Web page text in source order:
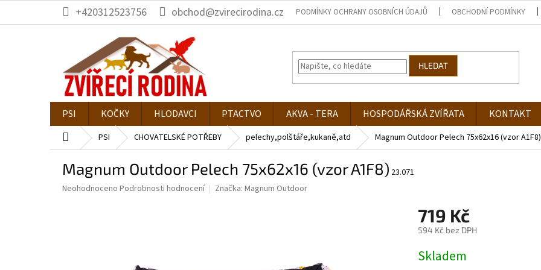
obsah
+420312523756 obchod@zvirecirodina.cz PODMÍNKY OCHRANY OSOBNÍCH ÚDAJŮ OBCHODNÍ PODMÍNKY
HLEDAT
PSI KOČKY HLODAVCI PTACTVO AKVA - TERA HOSPODÁŘSKÁ ZVÍŘATA KONTAKT
Domů PSI CHOVATELSKÉ POTŘEBY pelechy,polštáře,kukaně,atd Magnum Outdoor Pelech 75x62x16 (vzor A1F8)
Magnum Outdoor Pelech 75x62x16 (vzor A1F8) 23.071
Průměrné
Neohodnoceno Podrobnosti hodnocení Značka: Magnum Outdoor
719 Kč
594 Kč bez DPH
cena:
Skladem